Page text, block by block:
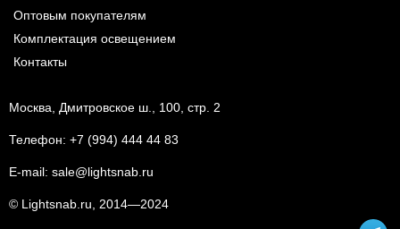
Оптовым покупателям
Комплектация освещением
Контакты
Москва, Дмитровское ш., 100, стр. 2
Телефон: +7 (994) 444 44 83
E-mail: sale@lightsnab.ru
© Lightsnab.ru, 2014—2024